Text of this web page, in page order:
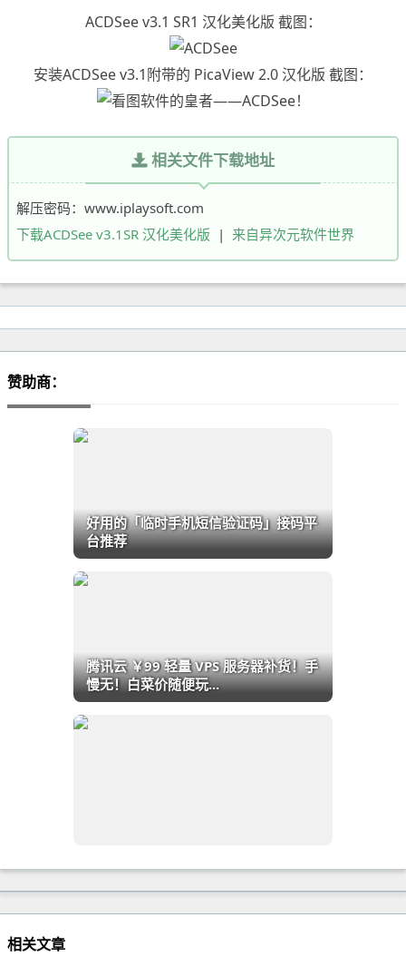
ACDSee v3.1 SR1 汉化美化版 截图：
安装ACDSee v3.1附带的 PicaView 2.0 汉化版 截图：
相关文件下载地址
解压密码：www.iplaysoft.com
下载ACDSee v3.1SR 汉化美化版 | 来自异次元软件世界
赞助商：
好用的「临时手机短信验证码」接码平
台推荐
腾讯云 ￥99 轻量 VPS 服务器补货！手
慢无！白菜价随便玩...
相关文章